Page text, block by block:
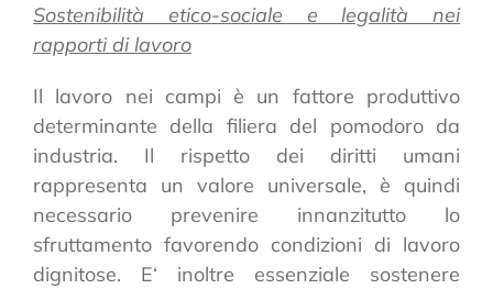
Sostenibilità etico-sociale e legalità nei
rapporti di lavoro
Il lavoro nei campi è un fattore produttivo
determinante della filiera del pomodoro da
industria. Il rispetto dei diritti umani
rappresenta un valore universale, è quindi
necessario prevenire innanzitutto lo
sfruttamento favorendo condizioni di lavoro
dignitose. E‘ inoltre essenziale sostenere